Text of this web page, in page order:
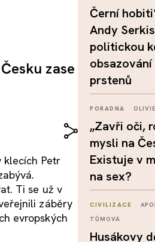
zase
Petr
Ti se už v
záběry
evropských
Černí
Andy
politickou
obsazování
prstenů
PORADNA
„Zavři oči,
mysli na
Existuje v
na sex?
CIVILIZACE
TŮMOVÁ
Husákovy